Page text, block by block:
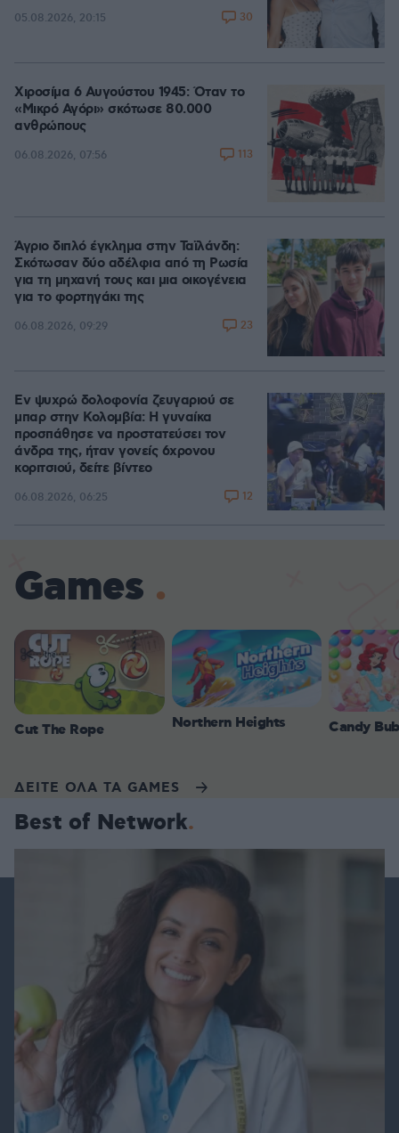
05.08.2026, 20:15 30
Χιροσίμα 6 Αυγούστου 1945: Όταν το
«Μικρό Αγόρι» σκότωσε 80.000
ανθρώπους
06.08.2026, 07:56 113
Άγριο διπλό έγκλημα στην Ταϊλάνδη:
Σκότωσαν δύο αδέλφια από τη Ρωσία
για τη μηχανή τους και μια οικογένεια
για το φορτηγάκι της
06.08.2026, 09:29 23
Εν ψυχρώ δολοφονία ζευγαριού σε
μπαρ στην Κολομβία: Η γυναίκα
προσπάθησε να προστατεύσει τον
άνδρα της, ήταν γονείς 6χρονου
κοριτσιού, δείτε βίντεο
06.08.2026, 06:25 12
Games
Cut The Rope Northern Heights Candy
ΔΕΙΤΕ ΟΛΑ ΤΑ GAMES
Best of Network